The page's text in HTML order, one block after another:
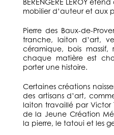
BÉRENGÈRE LEROY
mobilier d’auteur et aux
Pierre des Baux-de-
tranche, laiton d’art,
céramique, bois
chaque matière est
porter une histoire.
Certaines créations
des artisans d’art,
laiton travaillé par Victor
de la Jeune Création
la pierre, le tatoui et les